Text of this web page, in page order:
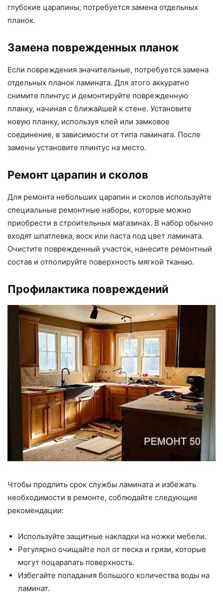
глубокие царапины, потребуется замена отдельных
планок.
Замена поврежденных планок
Если повреждения значительные, потребуется замена
отдельных планок ламината. Для этого аккуратно
снимите плинтус и демонтируйте поврежденную
планку, начиная с ближайшей к стене. Установите
новую планку, используя клей или замковое
соединение, в зависимости от типа ламината. После
замены установите плинтус на место.
Ремонт царапин и сколов
Для ремонта небольших царапин и сколов используйте
специальные ремонтные наборы, которые можно
приобрести в строительных магазинах. В набор обычно
входят шпатлевка, воск или паста под цвет ламината.
Очистите поврежденный участок, нанесите ремонтный
состав и отполируйте поверхность мягкой тканью.
Профилактика повреждений
Чтобы продлить срок службы ламината и избежать
необходимости в ремонте, соблюдайте следующие
рекомендации:
Используйте защитные накладки на ножки мебели.
Регулярно очищайте пол от песка и грязи, которые
могут поцарапать поверхность.
Избегайте попадания большого количества воды на
ламинат.